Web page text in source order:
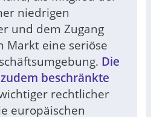
niedrigen
und dem Zugang
Markt eine seriöse
Die
beschränkte
rechtlicher
europäischen